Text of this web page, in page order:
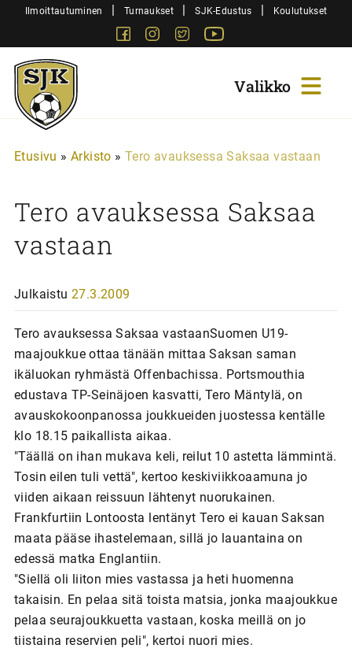
SiirryIlmoittautuminen | Turnaukset | SJK-Edustus | Koulutukset
FacebookInstagram
Twitter
Sjk-
Juniorit
Etusivu » Arkisto » Tero avauksessa Saksaa vastaan
Tero avauksessa Saksaa
vastaan
Julkaistu 27.3.2009
Tero avauksessa Saksaa vastaanSuomen U19-
maajoukkue ottaa tänään mittaa Saksan saman
ikäluokan ryhmästä Offenbachissa. Portsmouthia
edustava TP-Seinäjoen kasvatti, Tero Mäntylä, on
avauskokoonpanossa joukkueiden juostessa kentälle
klo 18.15 paikallista aikaa.
"Täällä on ihan mukava keli, reilut 10 astetta lämmintä.
Tosin eilen tuli vettä", kertoo keskiviikkoaamuna jo
viiden aikaan reissuun lähtenyt nuorukainen.
Frankfurtiin Lontoosta lentänyt Tero ei kauan Saksan
maata pääse ihastelemaan, sillä jo lauantaina on
edessä matka Englantiin.
"Siellä oli liiton mies vastassa ja heti huomenna
takaisin. En pelaa sitä toista matsia, jonka maajoukkue
pelaa seurajoukkuetta vastaan, koska meillä on jo
tiistaina reservien peli", kertoi nuori mies.